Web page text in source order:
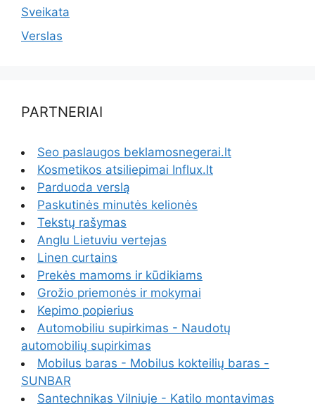
Sveikata
Verslas
PARTNERIAI
Seo paslaugos beklamosnegerai.lt
Kosmetikos atsiliepimai Influx.lt
Parduoda verslą
Paskutinės minutės kelionės
Tekstų rašymas
Anglu Lietuviu vertejas
Linen curtains
Prekės mamoms ir kūdikiams
Grožio priemonės ir mokymai
Kepimo popierius
Automobiliu supirkimas - Naudotų
automobilių supirkimas
Mobilus baras - Mobilus kokteilių baras -
SUNBAR
Santechnikas Vilniuje - Katilo montavimas